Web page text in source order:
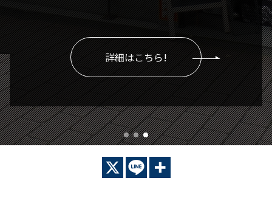
詳細はこちら!